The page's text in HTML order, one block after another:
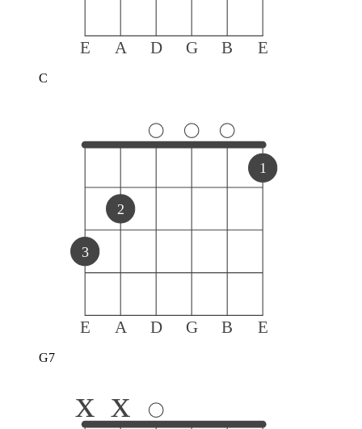
E A D G B E
C
E A D G B E
3
2
1
G7
x x